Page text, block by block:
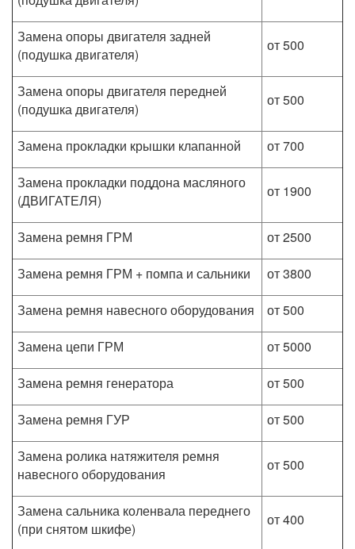
Замена опоры двигателя задней
(подушка двигателя)
от 500
Замена опоры двигателя передней
(подушка двигателя)
от 500
Замена прокладки крышки клапанной
от 700
Замена прокладки поддона масляного
(ДВИГАТЕЛЯ)
от 1900
Замена ремня ГРМ
от 2500
Замена ремня ГРМ + помпа и сальники
от 3800
Замена ремня навесного оборудования
от 500
Замена цепи ГРМ
от 5000
Замена ремня генератора
от 500
Замена ремня ГУР
от 500
Замена ролика натяжителя ремня
навесного оборудования
от 500
Замена сальника коленвала переднего
(при снятом шкифе)
от 400